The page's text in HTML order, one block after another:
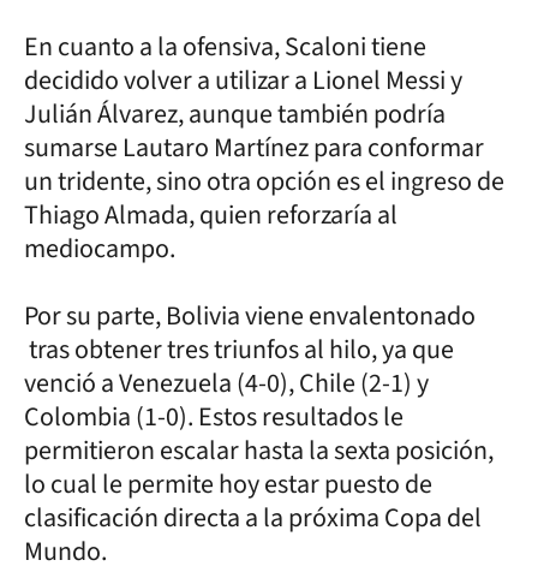
En cuanto a la ofensiva, Scaloni tiene
decidido volver a utilizar a Lionel Messi y
Julián Álvarez, aunque también podría
sumarse Lautaro Martínez para conformar
un tridente, sino otra opción es el ingreso de
Thiago Almada, quien reforzaría al
mediocampo.
Por su parte, Bolivia viene envalentonado
tras obtener tres triunfos al hilo, ya que
venció a Venezuela (4-0), Chile (2-1) y
Colombia (1-0). Estos resultados le
permitieron escalar hasta la sexta posición,
lo cual le permite hoy estar puesto de
clasificación directa a la próxima Copa del
Mundo.